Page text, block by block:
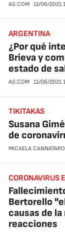
AS.COM 11/06/2021
ARGENTINA
¿Por qué
Brieva y
estado de
AS.COM 11/06/2021
TIKITAKAS
Susana
de
MICAELA CANNATARO
CORONAVIRUS
Bertorello
causas de
reacciones